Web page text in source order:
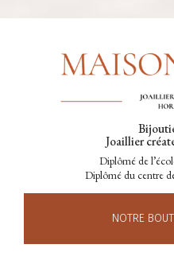
Joaillier
Diplômé de
Diplômé du centre
NOTRE